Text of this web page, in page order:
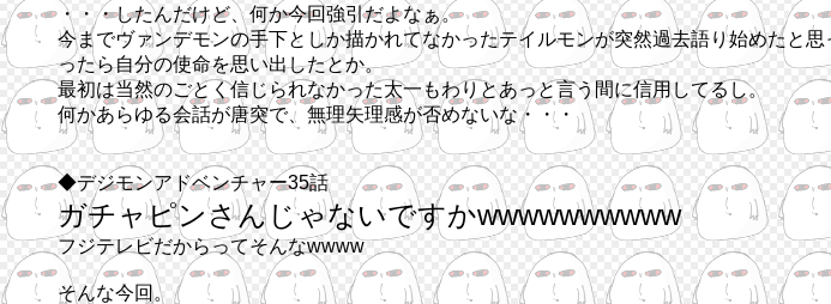
・・・したんだけど、何か今回強引だよなぁ。
今までヴァンデモンの手下としか描かれてなかったテイルモンが突然過去語り始めたと
ったら自分の使命を思い出したとか。
最初は当然のごとく信じられなかった太一もわりとあっと言う間に信用してるし。
何かあらゆる会話が唐突で、無理矢理感が否めないな・・・
◆デジモンアドベンチャー35話
ガチャピンさんじゃないですかwwwwwwwwww
フジテレビだからってそんなwwww
そんな今回。